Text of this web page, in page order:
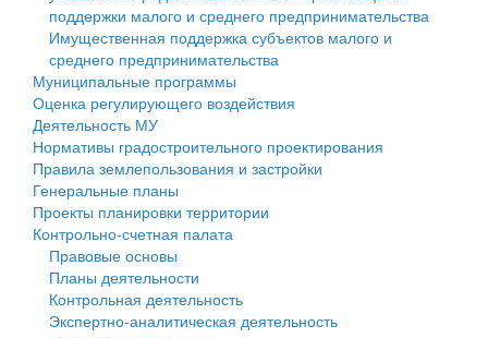
Деятельность МУ
Нормативы градостроительного проектирования
Правила землепользования и застройки
Генеральные планы
Проекты планировки территории
Собрание депутатов
Городское поселение
Сельские поселения
поддержки малого и среднего предпринимательства
Имущественная поддержка субъектов малого и
среднего предпринимательства
Муниципальные программы
Оценка регулирующего воздействия
Деятельность МУ
Нормативы градостроительного проектирования
Правила землепользования и застройки
Генеральные планы
Проекты планировки территории
Контрольно-счетная палата
Правовые основы
Планы деятельности
Контрольная деятельность
Экспертно-аналитическая деятельность